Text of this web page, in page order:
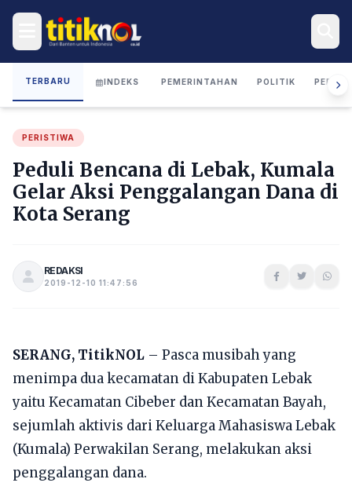
TERBARU INDEKS PEMERINTAHAN POLITIK
PERISTIWA
Peduli Bencana di Lebak, Kumala
Gelar Aksi Penggalangan Dana di
Kota Serang
REDAKSI
2019-12-10 11:47:56
SERANG, TitikNOL – Pasca musibah yang
menimpa dua kecamatan di Kabupaten Lebak
yaitu Kecamatan Cibeber dan Kecamatan Bayah,
sejumlah aktivis dari Keluarga Mahasiswa Lebak
(Kumala) Perwakilan Serang, melakukan aksi
penggalangan dana.